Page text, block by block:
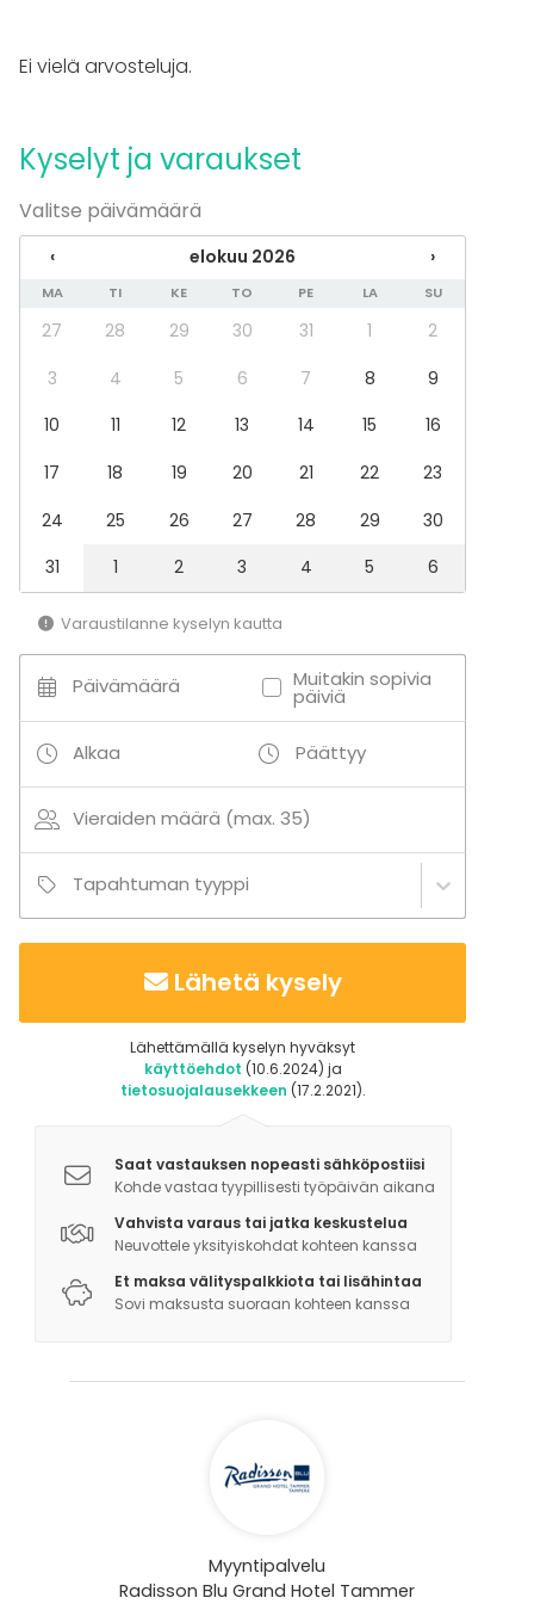
Illallinen / lounas
Esitys / näytös
Mökkireissu / retriitti
Elämys / aktiviteetti
Pikkujoulut
Monitoimitila
Lounge
Ei vielä arvosteluja.
Kyselyt ja varaukset
Valitse päivämäärä
‹ elokuu 2026 ›
MA TI KE TO PE LA SU
27 28 29 30 31 1
2
3
4 5 6 7 8
9
10
11 12 13 14 15
16
17
18 19 20 21 22
23
24
25 26 27 28 29
30
31
1 2 3 4 5 6
Varaustilanne kyselyn kautta
Päivämäärä Muitakin sopivia
päiviä
Alkaa Päättyy
Vieraiden määrä (max. 35)
Tapahtuman tyyppi
Lähetä kysely
Lähettämällä kyselyn hyväksyt
käyttöehdot (10.6.2024) ja
tietosuojalausekkeen (17.2.2021).
Saat vastauksen nopeasti sähköpostiisi
Kohde vastaa tyypillisesti työpäivän aikana
Vahvista varaus tai jatka keskustelua
Neuvottele yksityiskohdat kohteen kanssa
Et maksa välityspalkkiota tai lisähintaa
Sovi maksusta suoraan kohteen kanssa
Myyntipalvelu
Radisson Blu Grand Hotel Tammer